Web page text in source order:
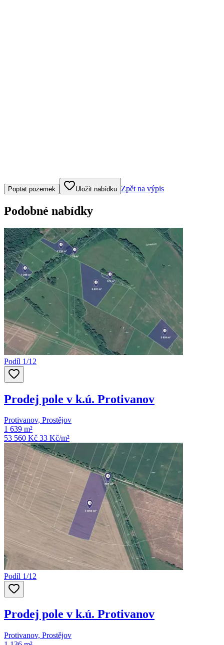
Klepněte nebo klikněte pro ovládání mapy
Poptat pozemek Uložit nabídku Zpět na výpis
Podobné nabídky
Podíl 1/12
Prodej pole v k.ú. Protivanov
Protivanov, Prostějov
1 639 m²
53 560 Kč 33 Kč/m²
Podíl 1/12
Prodej pole v k.ú. Protivanov
Protivanov, Prostějov